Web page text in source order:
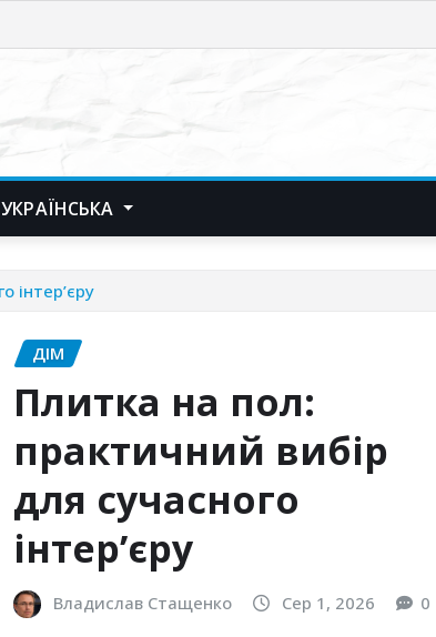
УКРАЇНСЬКА
інтер’єру
ДІМ
Плитка на пол:
практичний вибір
для сучасного
інтер’єру
Владислав Стащенко Сер 1, 2026 0